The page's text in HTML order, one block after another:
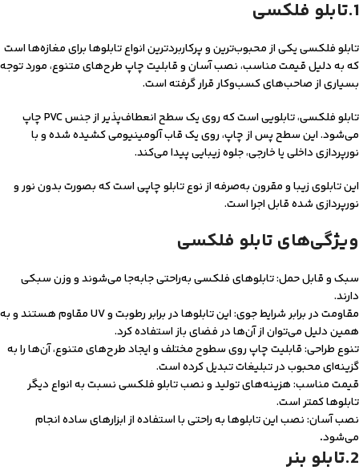
1.تابلو فلکسی
تابلو فلکسی یکی از محبوب‌ترین و پرکاربردترین انواع تابلوها برای مغازه‌ها است
که به دلیل قیمت مناسب، نصب آسان و قابلیت چاپ طرح‌های متنوع، مورد توجه
بسیاری از صاحب‌های کسب‌وکار قرار گرفته است.
تابلو فلکسی، تابلویی است که روی یک سطح انعطاف‌پذیر از جنس PVC چاپ
می‌شود. این سطح پس از چاپ، روی یک قاب آلومینیومی کشیده شده و با
نورپردازی داخلی یا خارجی، جلوه زیبایی پیدا می‌کند.
این تابلوی زیبا و مقرون به‌صرفه از نوع تابلو چاپی است که بصورت بدون نور و
نورپردازی شده قابل اجرا است.
ویژگی‌های تابلو فلکسی
سبک و قابل حمل: تابلوهای فلکسی به‌راحتی جابه‌جا می‌شوند و وزن سبکی
دارند.
مقاومت در برابر شرایط جوی: این تابلوها در برابر رطوبت و UV مقاوم هستند و به
همین دلیل می‌توان از آن‌ها در فضای باز استفاده کرد.
تنوع طراحی: قابلیت چاپ روی سطوح مختلف و ایجاد طرح‌های متنوع، آن‌ها را به
گزینه‌ای محبوب در تبلیغات تبدیل کرده است.
قیمت مناسب: هزینه‌های تولید و نصب تابلو فلکسی نسبت به انواع دیگر
تابلوها کمتر است.
نصب آسان: نصب این تابلوها به راحتی با استفاده از ابزارهای ساده انجام
می‌شود.
2.تابلو بنر